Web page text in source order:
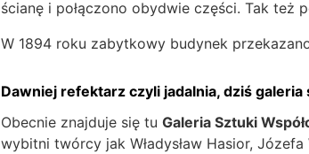
ścianę i połączono obydwie części. Tak też
W 1894 roku zabytkowy budynek
Dawniej refektarz czyli jadalnia, dziś
Obecnie znajduje się tu Galeria Sztuki
wybitni twórcy jak Władysław Hasior,